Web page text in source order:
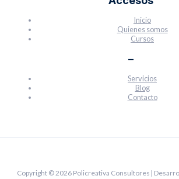
Inicio
Quienes somos
Cursos
–
Servicios
Blog
Contacto
Copyright © 2026 Policreativa Consultores |